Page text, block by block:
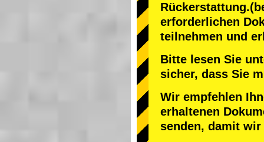
Rückerstattung.
erforderlichen
teilnehmen und
Bitte lesen Sie
sicher, dass Sie
Wir empfehlen
erhaltenen
senden, damit